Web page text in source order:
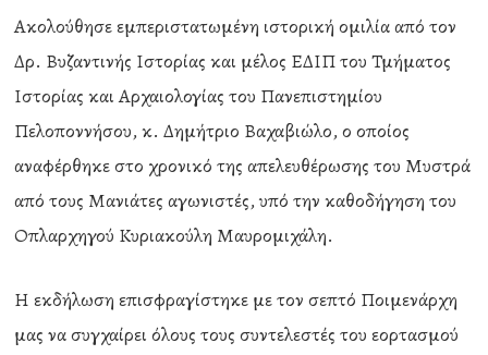
Ακολούθησε εμπεριστατωμένη ιστορική ομιλία από τον
Δρ. Βυζαντινής Ιστορίας και μέλος ΕΔΙΠ του Τμήματος
Ιστορίας και Αρχαιολογίας του Πανεπιστημίου
Πελοποννήσου, κ. Δημήτριο Βαχαβιώλο, ο οποίος
αναφέρθηκε στο χρονικό της απελευθέρωσης του Μυστρά
από τους Μανιάτες αγωνιστές, υπό την καθοδήγηση του
Οπλαρχηγού Κυριακούλη Μαυρομιχάλη.
Η εκδήλωση επισφραγίστηκε με τον σεπτό Ποιμενάρχη
μας να συγχαίρει όλους τους συντελεστές του εορτασμού